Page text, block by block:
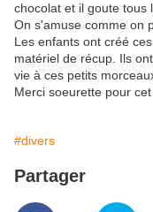
chocolat et il goute tous
On s'amuse comme on
Les enfants ont créé
matériel de récup. Ils
vie à ces petits
Merci soeurette pour
#divers
Partager